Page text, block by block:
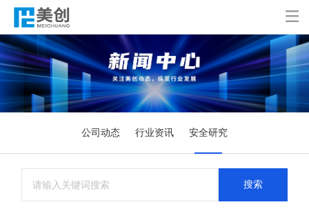

公司动态 行业资讯 安全研究
搜索